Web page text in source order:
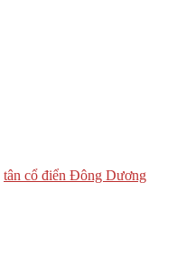
tân cổ điển Đông Dương